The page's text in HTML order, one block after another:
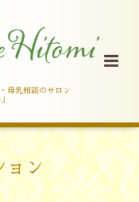
母乳相談のサロン
ョン